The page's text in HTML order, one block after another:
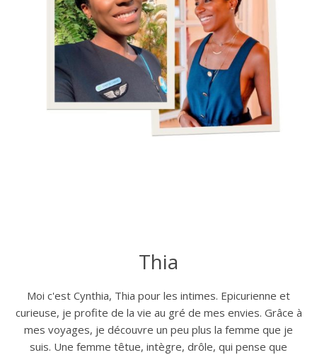
Thia
Moi c'est Cynthia, Thia pour les intimes. Epicurienne et
curieuse, je profite de la vie au gré de mes envies. Grâce à
mes voyages, je découvre un peu plus la femme que je
suis. Une femme têtue, intègre, drôle, qui pense que